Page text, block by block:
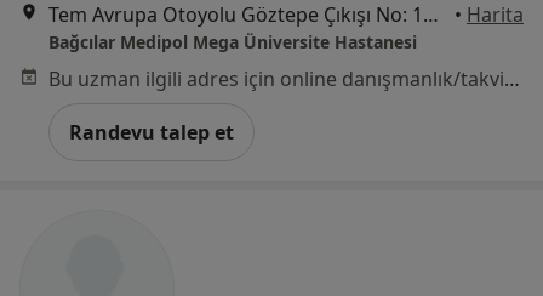
Tem Avrupa Otoyolu Göztepe Çıkışı No: 1Bağcılar, İstanbul • Harita
Bağcılar Medipol Mega Üniversite Hastanesi
Bu uzman ilgili adres için online danışmanlık/takvim sunmuyor.
Randevu talep et